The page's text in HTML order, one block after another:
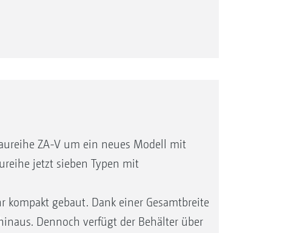
ZA-V um ein neues Modell mit
jetzt sieben Typen mit
kompakt gebaut. Dank einer Gesamtbreite
Dennoch verfügt der Behälter über